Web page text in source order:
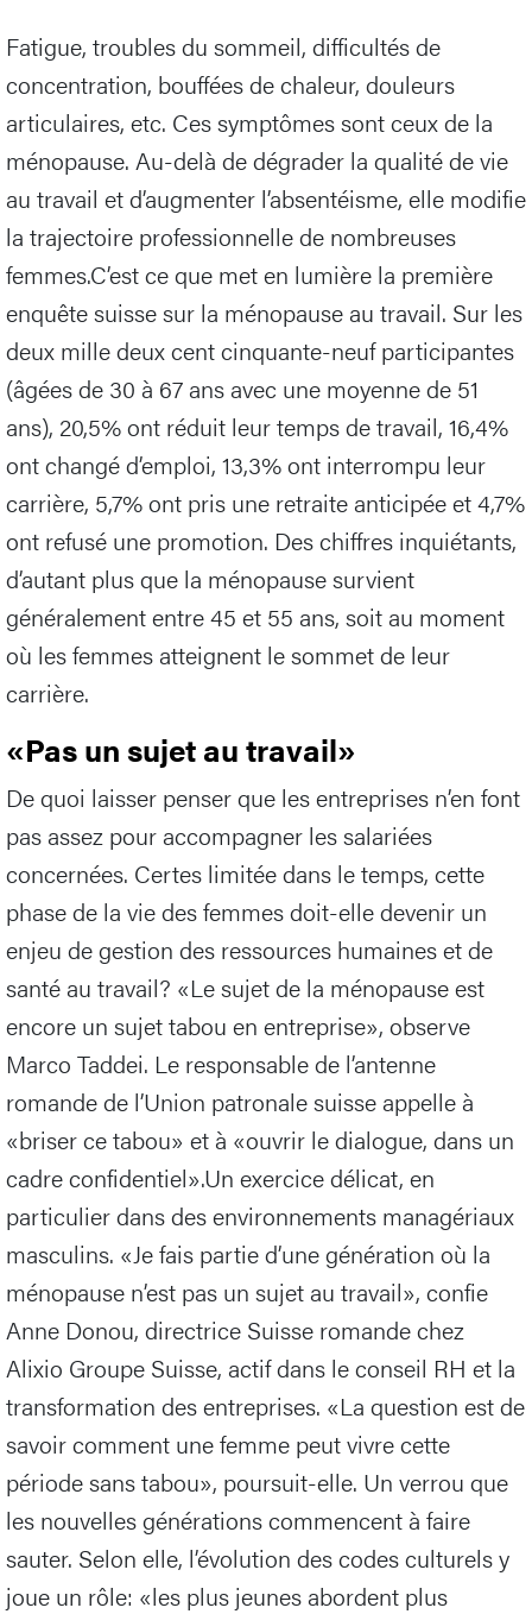
Fatigue, troubles du sommeil, difficultés de
concentration, bouffées de chaleur, douleurs
articulaires, etc. Ces symptômes sont ceux de la
ménopause. Au-delà de dégrader la qualité de vie
au travail et d’augmenter l’absentéisme, elle modifie
la trajectoire professionnelle de nombreuses
femmes.C’est ce que met en lumière la première
enquête suisse sur la ménopause au travail. Sur les
deux mille deux cent cinquante-neuf participantes
(âgées de 30 à 67 ans avec une moyenne de 51
ans), 20,5% ont réduit leur temps de travail, 16,4%
ont changé d’emploi, 13,3% ont interrompu leur
carrière, 5,7% ont pris une retraite anticipée et 4,7%
ont refusé une promotion. Des chiffres inquiétants,
d’autant plus que la ménopause survient
généralement entre 45 et 55 ans, soit au moment
où les femmes atteignent le sommet de leur
carrière.
«Pas un sujet au travail»
De quoi laisser penser que les entreprises n’en font
pas assez pour accompagner les salariées
concernées. Certes limitée dans le temps, cette
phase de la vie des femmes doit-elle devenir un
enjeu de gestion des ressources humaines et de
santé au travail? «Le sujet de la ménopause est
encore un sujet tabou en entreprise», observe
Marco Taddei. Le responsable de l’antenne
romande de l’Union patronale suisse appelle à
«briser ce tabou» et à «ouvrir le dialogue, dans un
cadre confidentiel».Un exercice délicat, en
particulier dans des environnements managériaux
masculins. «Je fais partie d’une génération où la
ménopause n’est pas un sujet au travail», confie
Anne Donou, directrice Suisse romande chez
Alixio Groupe Suisse, actif dans le conseil RH et la
transformation des entreprises. «La question est de
savoir comment une femme peut vivre cette
période sans tabou», poursuit-elle. Un verrou que
les nouvelles générations commencent à faire
sauter. Selon elle, l’évolution des codes culturels y
joue un rôle: «les plus jeunes abordent plus